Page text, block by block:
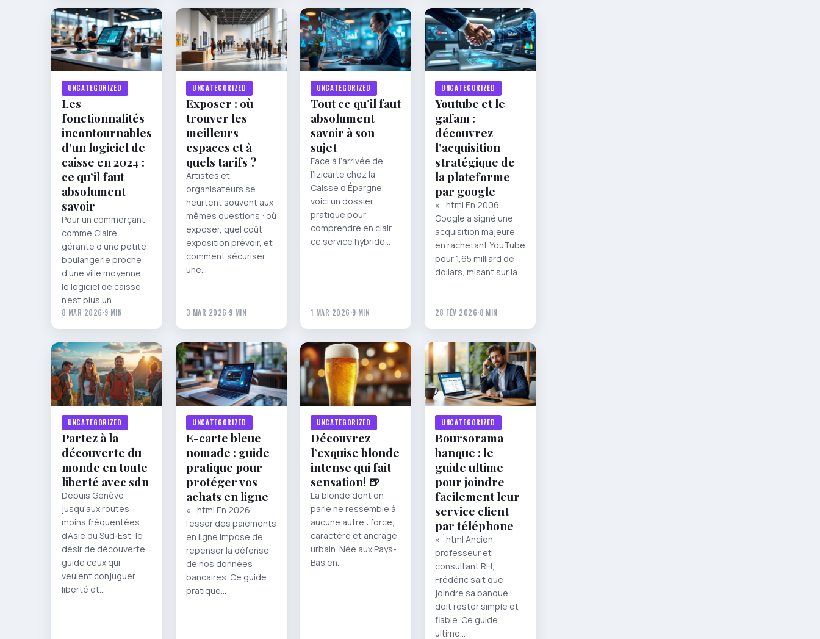
UNCATEGORIZED
Les
fonctionnalités
incontournables
d’un logiciel de
caisse en 2024 :
ce qu’il faut
absolument
savoir
Pour un commerçant
comme Claire,
gérante d’une petite
boulangerie proche
d’une ville moyenne,
le logiciel de caisse
n’est plus un…
8 MAR 2026·9 MIN
UNCATEGORIZED
Exposer : où
trouver les
meilleurs
espaces et à
quels tarifs ?
Artistes et
organisateurs se
heurtent souvent aux
mêmes questions : où
exposer, quel coût
exposition prévoir, et
comment sécuriser
une…
3 MAR 2026·9 MIN
UNCATEGORIZED
Tout ce qu’il faut
absolument
savoir à son
sujet
Face à l’arrivée de
l’Izicarte chez la
Caisse d’Épargne,
voici un dossier
pratique pour
comprendre en clair
ce service hybride…
1 MAR 2026·9 MIN
UNCATEGORIZED
Youtube et le
gafam :
découvrez
l’acquisition
stratégique de
la plateforme
par google
« `html En 2006,
Google a signé une
acquisition majeure
en rachetant YouTube
pour 1,65 milliard de
dollars, misant sur la…
28 FÉV 2026·8 MIN
UNCATEGORIZED
Partez à la
découverte du
monde en toute
liberté avec sdn
Depuis Genève
jusqu’aux routes
moins fréquentées
d’Asie du Sud‑Est, le
désir de découverte
guide ceux qui
veulent conjuguer
liberté et…
UNCATEGORIZED
E-carte bleue
nomade : guide
pratique pour
protéger vos
achats en ligne
« `html En 2026,
l’essor des paiements
en ligne impose de
repenser la défense
de nos données
bancaires. Ce guide
pratique…
UNCATEGORIZED
Découvrez
l’exquise blonde
intense qui fait
sensation! 🍺
La blonde dont on
parle ne ressemble à
aucune autre : force,
caractère et ancrage
urbain. Née aux Pays-
Bas en…
UNCATEGORIZED
Boursorama
banque : le
guide ultime
pour joindre
facilement leur
service client
par téléphone
« `html Ancien
professeur et
consultant RH,
Frédéric sait que
joindre sa banque
doit rester simple et
fiable. Ce guide
ultime…